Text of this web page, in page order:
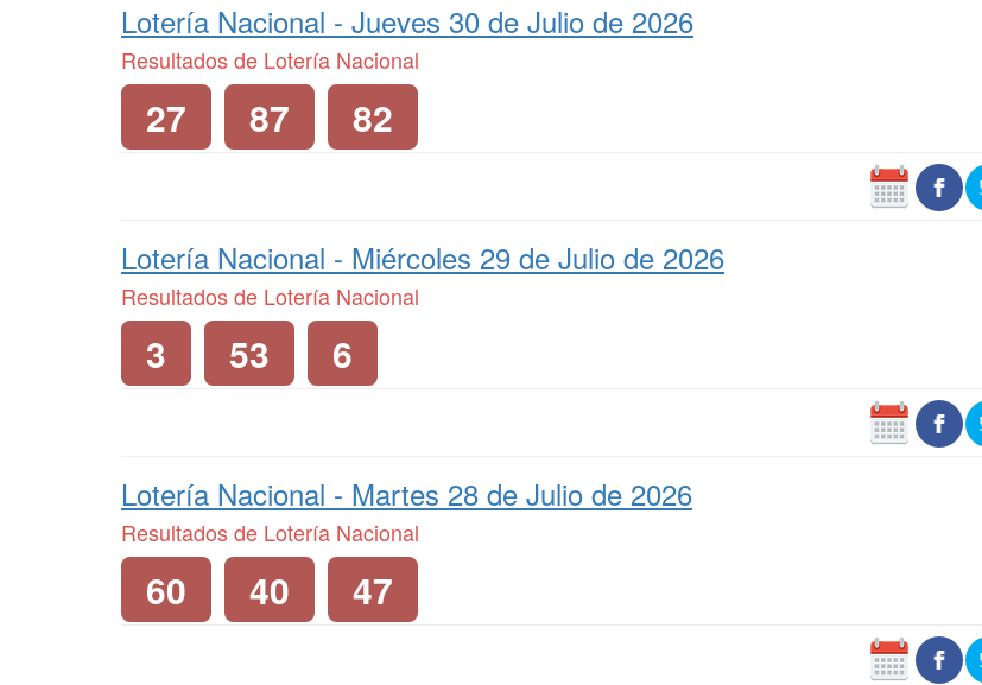
Lotería Nacional - Jueves 30 de Julio de 2026
Resultados de Lotería Nacional
27 87 82
Lotería Nacional - Miércoles 29 de Julio de 2026
Resultados de Lotería Nacional
3 53 6
Lotería Nacional - Martes 28 de Julio de 2026
Resultados de Lotería Nacional
60 40 47